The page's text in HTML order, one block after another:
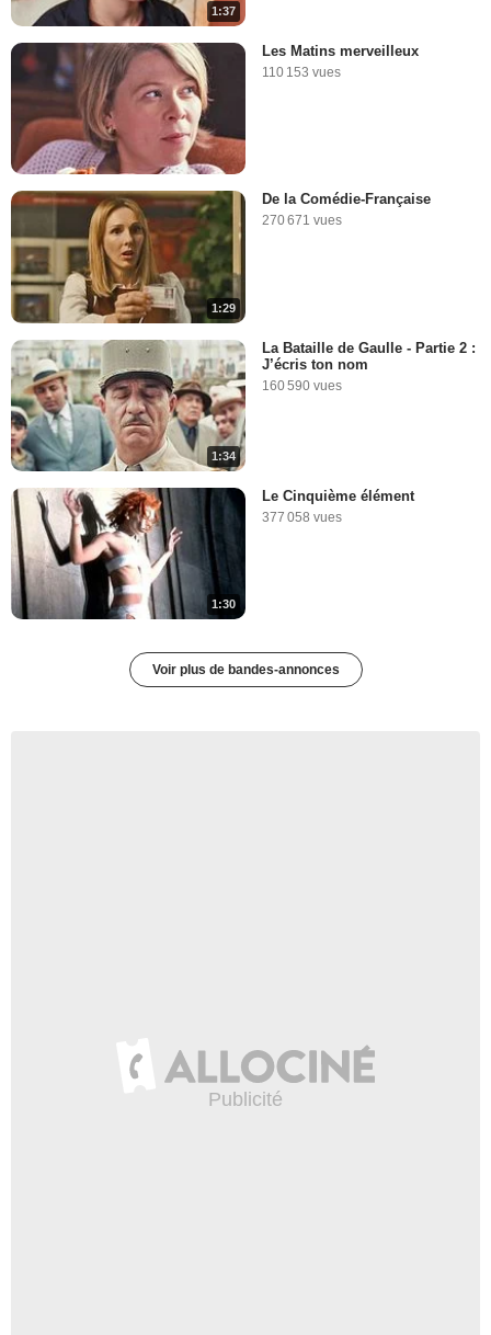
1:37
Les Matins merveilleux
110 153 vues
1:29
De la Comédie-Française
270 671 vues
1:34
La Bataille de Gaulle - Partie 2 :
J’écris ton nom
160 590 vues
1:30
Le Cinquième élément
377 058 vues
Voir plus de bandes-annonces